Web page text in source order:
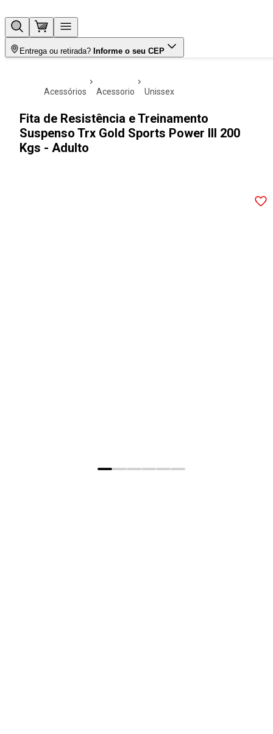
Entrega ou retirada? Informe o seu CEP
acessórios acessorio unissex
Fita de Resistência e Treinamento
Suspenso Trx Gold Sports Power III 200
Kgs - Adulto